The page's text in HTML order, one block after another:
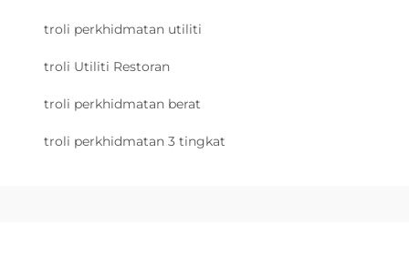
troli perkhidmatan utiliti
troli Utiliti Restoran
troli perkhidmatan berat
troli perkhidmatan 3 tingkat